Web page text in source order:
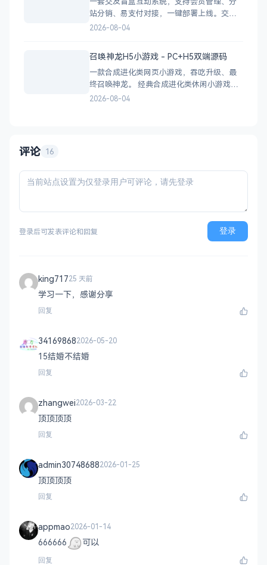
站分销、易支付对接，一键部署上线。交友
盲盒系统源码，支持会员系统、多商户分
建。 核心功能 会员系统：自定义价格、会
员等级 分销系统：代理商机制、佣金
2026-08-04
召唤神龙H5小游戏 - PC+H5双端源码
一款合成进化类网页小游戏，吞吃升级、最
终召唤神龙。 经典合成进化类休闲小游戏，
双版本可选：正常版挑战通关、无敌版轻松
2026-08-04
评论 16
登录后可发表评论和回复 登录
king71725 天前
学习一下，感谢分享
回复
341698682026-05-20
15结婚不结婚
回复
zhangwei2026-03-22
顶顶顶顶
回复
admin307486882026-01-25
顶顶顶顶
回复
appmao2026-01-14
666666 可以
回复